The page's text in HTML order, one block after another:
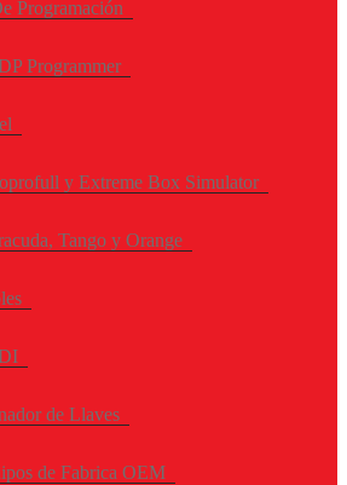
Programación
Programmer
y Extreme Box Simulator
Tango y Orange
de Llaves
de Fabrica OEM